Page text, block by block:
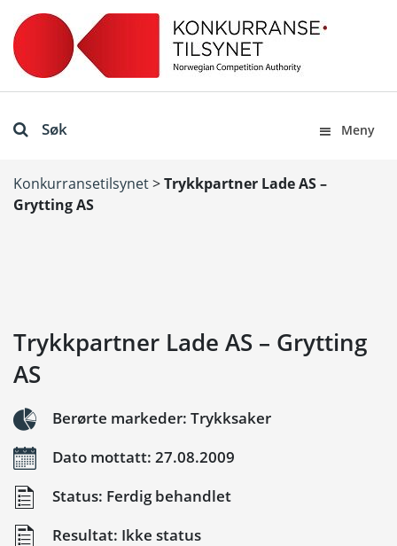
Søk Meny
Konkurransetilsynet>Trykkpartner Lade AS –
Grytting AS
Trykkpartner Lade AS – Grytting
AS
Berørte markeder: Trykksaker
Dato mottatt: 27.08.2009
Status: Ferdig behandlet
Resultat: Ikke status